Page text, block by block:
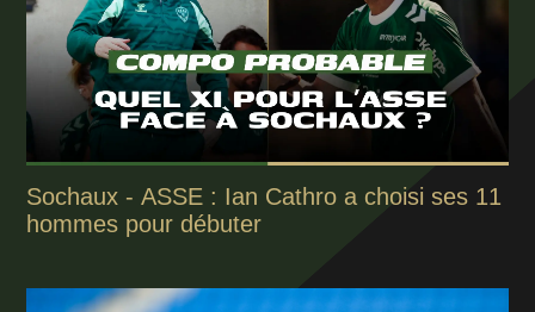
Sochaux - ASSE : Ian Cathro a choisi ses 11
hommes pour débuter